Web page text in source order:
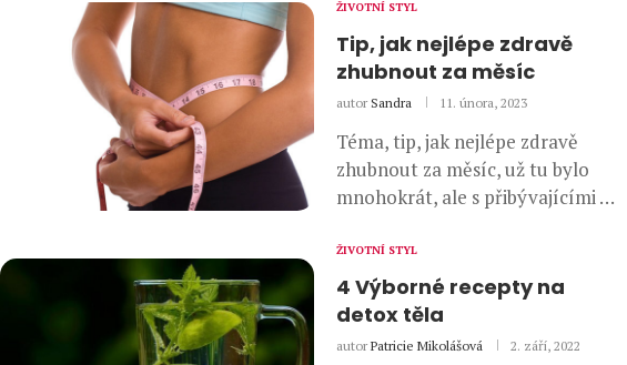
ŽIVOTNÍ STYL
Tip, jak nejlépe zdravě
zhubnout za měsíc
autor Sandra 11. února, 2023
Téma, tip, jak nejlépe zdravě
zhubnout za měsíc, už tu bylo
mnohokrát, ale s přibývajícími …
ŽIVOTNÍ STYL
4 Výborné recepty na
detox těla
autor Patricie Mikolášová 2. září, 2022